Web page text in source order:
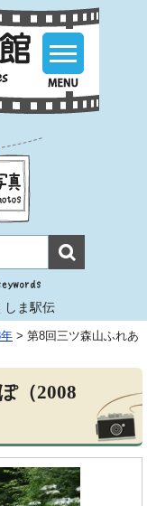
しま駅伝
> 第8回三ツ森山ふれあ
（2008